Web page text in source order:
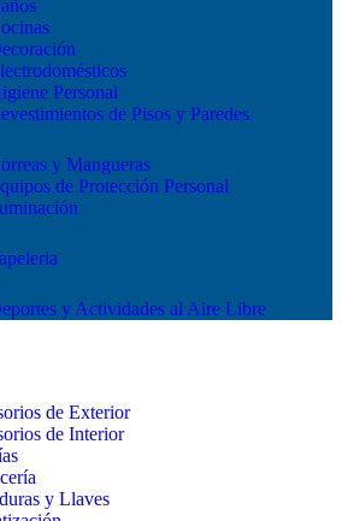
Personal
de Pisos y Paredes
y Mangueras
de Protección Personal
y Actividades al Aire Libre
de Exterior
de Interior
y Llaves